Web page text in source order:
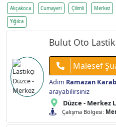
Akçakoca Cumayeri Çilimli Merkez
Yığılca
Bulut Oto
Malesef
Adım Ramazan
arayabilirsiniz
Düzce - Merkez
Çalışma Bölgesi: